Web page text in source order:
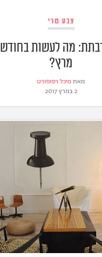
צבע טרי
מה לעשות בחודש
מרץ?
מאת מיכל רפופורט
2 במרץ 2017